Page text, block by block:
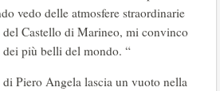
vedo delle atmosfere straordinarie
del Castello di Marineo, mi convinco
dei più belli del mondo. “
di Piero Angela lascia un vuoto nella